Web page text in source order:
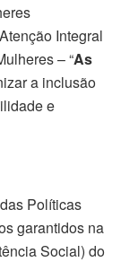
Integral
– “As
a inclusão
e
Políticas
garantidos na
Social) do